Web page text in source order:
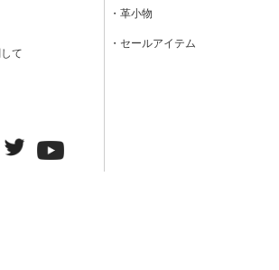
て
・革小物
・セールアイテム